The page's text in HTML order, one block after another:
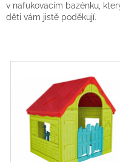
v nafukovacím bazénku,
děti vám jistě poděkují.